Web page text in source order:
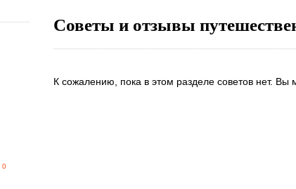
0
Советы и отзывы
К сожалению, пока в этом разделе советов нет. Вы